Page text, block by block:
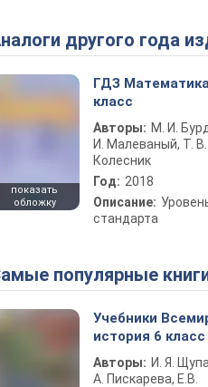
Аналоги другого года
показать
обложку
ГДЗ
класс
Авторы: М. И.
И. Малеваный, Т. В.
Колесник
Год: 2018
Описание:
стандарта
Самые популярные
Учебники
история 6 класс
Авторы: И. Я.
А. Пискарева, Е.В.